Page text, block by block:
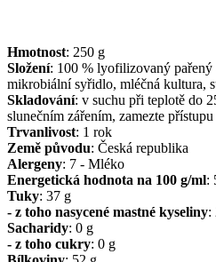
Hmotnost: 250 g
Složení: 100 % lyofilizovaný pařený
mikrobiální syřidlo, mléčná kultura,
Skladování: v suchu při teplotě do
slunečním zářením, zamezte
Trvanlivost: 1 rok
Země původu: Česká republika
Alergeny: 7 - Mléko
Energetická hodnota na 100 g/ml:
Tuky: 37 g
- z toho nasycené mastné kyseliny:
Sacharidy: 0 g
- z toho cukry: 0 g